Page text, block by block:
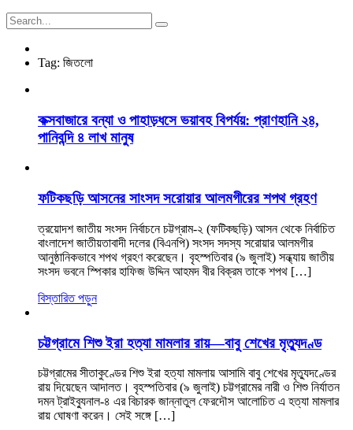
Tag: জিতলো
কক্সবাজারে বন্যা ও পাহাড়ধসে ভয়াবহ বিপর্যয়: প্রাণহানি ২৪,
পানিবন্দি ৪ লাখ মানুষ
ফটিকছড়ি আসনের সাংসদ সরোয়ার আলমগীরের শপথ গ্রহণ
ত্রয়োদশ জাতীয় সংসদ নির্বাচনে চট্টগ্রাম-২ (ফটিকছড়ি) আসন থেকে নির্বাচিত
বাংলাদেশ জাতীয়তাবাদী দলের (বিএনপি) সংসদ সদস্য সরোয়ার আলমগীর
আনুষ্ঠানিকভাবে শপথ গ্রহণ করেছেন। বৃহস্পতিবার (৯ জুলাই) সন্ধ্যায় জাতীয়
সংসদ ভবনে স্পিকার হাফিজ উদ্দিন আহমদ বীর বিক্রম তাকে শপথ […]
বিস্তারিত পড়ুন
চট্টগ্রামে শিশু ইরা হত্যা মামলার রায়—বাবু শেখের মৃত্যুদণ্ড
চট্টগ্রামের সীতাকুণ্ডের শিশু ইরা হত্যা মামলায় আসামি বাবু শেখের মৃত্যুদণ্ডের
রায় দিয়েছেন আদালত। বৃহস্পতিবার (৯ জুলাই) চট্টগ্রামের নারী ও শিশু নির্যাতন
দমন ট্রাইব্যুনাল-৪ এর বিচারক জান্নাতুল ফেরদৌস আলোচিত এ হত্যা মামলার
রায় ঘোষণা করেন। সেই সঙ্গে […]